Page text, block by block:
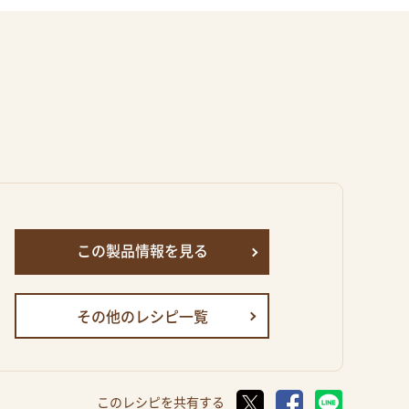
この製品情報を見る
その他のレシピ一覧
このレシピを共有する